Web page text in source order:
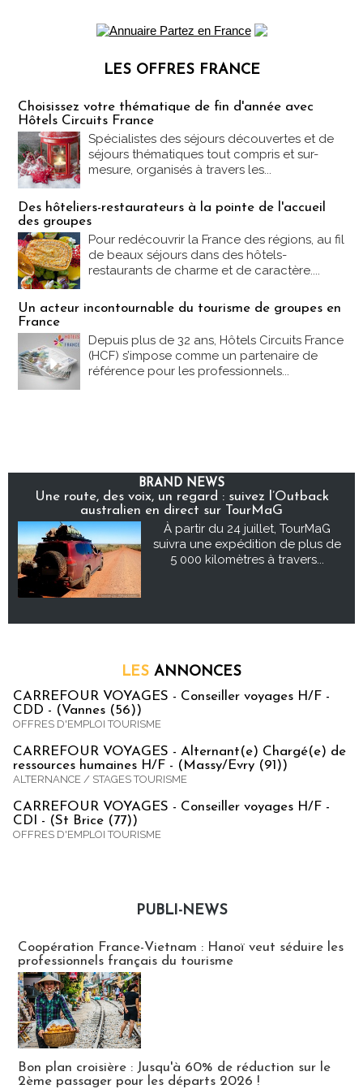
LES OFFRES FRANCE
Choisissez votre thématique de fin d'année avec
Hôtels Circuits France
Spécialistes des séjours découvertes et de
séjours thématiques tout compris et sur-
mesure, organisés à travers les...
Des hôteliers-restaurateurs à la pointe de l'accueil
des groupes
Pour redécouvrir la France des régions, au fil
de beaux séjours dans des hôtels-
restaurants de charme et de caractère....
Un acteur incontournable du tourisme de groupes en
France
Depuis plus de 32 ans, Hôtels Circuits France
(HCF) s’impose comme un partenaire de
référence pour les professionnels...
BRAND NEWS
Une route, des voix, un regard : suivez l’Outback
australien en direct sur TourMaG
À partir du 24 juillet, TourMaG
suivra une expédition de plus de
5 000 kilomètres à travers...
LES ANNONCES
CARREFOUR VOYAGES - Conseiller voyages H/F -
CDD - (Vannes (56))
OFFRES D'EMPLOI TOURISME
CARREFOUR VOYAGES - Alternant(e) Chargé(e) de
ressources humaines H/F - (Massy/Evry (91))
ALTERNANCE / STAGES TOURISME
CARREFOUR VOYAGES - Conseiller voyages H/F -
CDI - (St Brice (77))
OFFRES D'EMPLOI TOURISME
PUBLI-NEWS
Coopération France-Vietnam : Hanoï veut séduire les
professionnels français du tourisme
Bon plan croisière : Jusqu'à 60% de réduction sur le
2ème passager pour les départs 2026 !